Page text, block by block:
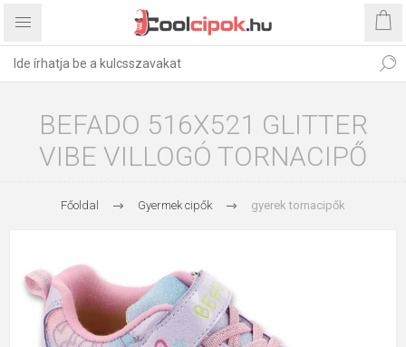
BEFADO 516X521 GLITTER
VIBE VILLOGÓ TORNACIPŐ
Főoldal Gyermek cipők gyerek tornacipők